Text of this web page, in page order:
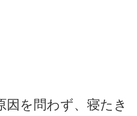
因を問わず、寝たき